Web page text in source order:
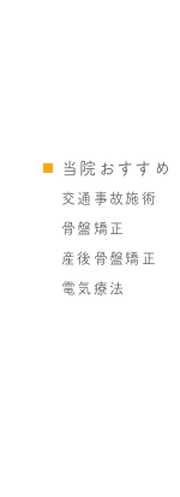
当院おすすめ
交通事故施術
骨盤矯正
産後骨盤矯正
電気療法